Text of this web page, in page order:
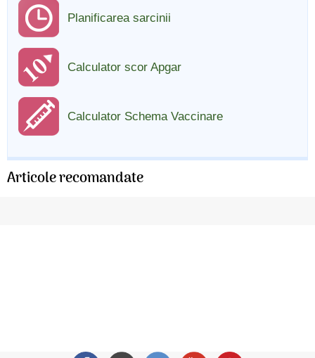
Planificarea sarcinii
Calculator scor Apgar
Calculator Schema Vaccinare
Articole recomandate